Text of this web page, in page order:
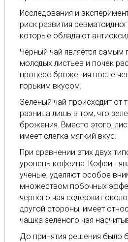
Исследования и
риск развития
которые обладают
Черный чай является самым
молодых листьев и почек
процесс брожения после
горьким вкусом.
Зеленый чай происходит от
разница лишь в том, что
брожения. Вместо этого,
имеет слегка мягкий вкус.
При сравнении этих двух
уровень кофеина. Кофеин
ученые, уделяют особое
множеством побочных
черного чая содержит
другой стороны, имеет
чашка зеленого чая
До принятия решения было